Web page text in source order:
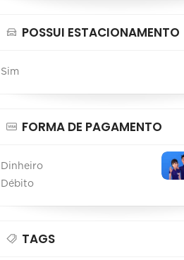
POSSUI ESTACIONAMENTO
Sim
FORMA DE PAGAMENTO
Dinheiro
Débito
TAGS